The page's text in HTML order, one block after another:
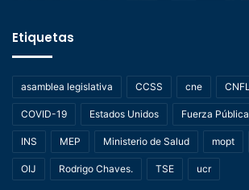
Etiquetas
asamblea legislativa CCSS cne CNFL
COVID-19 Estados Unidos Fuerza Pública
INS MEP Ministerio de Salud mopt
OIJ Rodrigo Chaves. TSE ucr